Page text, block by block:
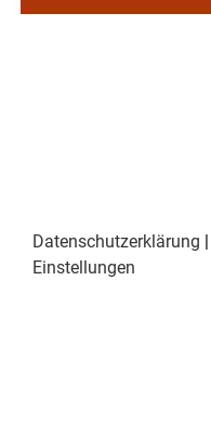
Datenschutzerklärung |
Einstellungen